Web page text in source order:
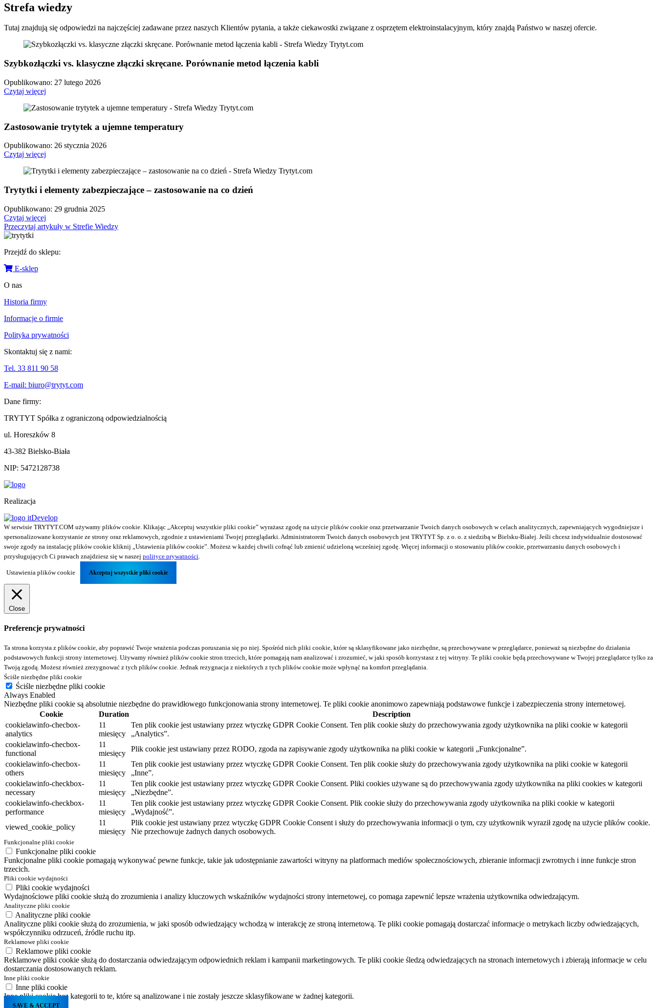
Strefa wiedzy
Tutaj znajdują się odpowiedzi na najczęściej zadawane przez naszych Klientów pytania, a także ciekawostki związane z osprzętem elektroinstalacyjnym, który znajdą Państwo w naszej ofercie.
Szybkozłączki vs. klasyczne złączki skręcane. Porównanie metod łączenia kabli
Opublikowano: 27 lutego 2026
Czytaj więcej
Zastosowanie trytytek a ujemne temperatury
Opublikowano: 26 stycznia 2026
Czytaj więcej
Trytytki i elementy zabezpieczające – zastosowanie na co dzień
Opublikowano: 29 grudnia 2025
Czytaj więcej
Przeczytaj artykuły w Strefie Wiedzy
Przejdź do sklepu:
E-sklep
O nas
Historia firmy
Informacje o firmie
Polityka prywatności
Skontaktuj się z nami:
Tel. 33 811 90 58
E-mail: biuro@trytyt.com
Dane firmy:
TRYTYT Spółka z ograniczoną odpowiedzialnością
ul. Horeszków 8
43-382 Bielsko-Biała
NIP: 5472128738
Realizacja
W serwisie TRYTYT.COM używamy plików cookie. Klikając „Akceptuj wszystkie pliki cookie” wyrażasz zgodę na użycie plików cookie oraz przetwarzanie Twoich danych osobowych w celach analitycznych, zapewniających wygodniejsze i
spersonalizowane korzystanie ze strony oraz reklamowych, zgodnie z ustawieniami Twojej przeglądarki. Administratorem Twoich danych osobowych jest TRYTYT Sp. z o. o. z siedzibą w Bielsku-Białej. Jeśli chcesz indywidualnie dostosować
swoje zgody na instalację plików cookie kliknij „Ustawienia plików cookie”. Możesz w każdej chwili cofnąć lub zmienić udzieloną wcześniej zgodę. Więcej informacji o stosowaniu plików cookie, przetwarzaniu danych osobowych i
przysługujących Ci prawach znajdziesz się w naszej polityce prywatności
Ustawienia plików cookie Akceptuj wszystkie pliki cookie
Close
Preferencje prywatności
Ta strona korzysta z plików cookie, aby poprawić Twoje wrażenia podczas poruszania się po niej. Spośród nich pliki cookie, które są sklasyfikowane jako niezbędne, są przechowywane w przeglądarce, ponieważ są niezbędne do działania
podstawowych funkcji strony internetowej. Używamy również plików cookie stron trzecich, które pomagają nam analizować i zrozumieć, w jaki sposób korzystasz z tej witryny. Te pliki cookie będą przechowywane w Twojej przeglądarce tylko za
Twoją zgodą. Możesz również zrezygnować z tych plików cookie. Jednak rezygnacja z niektórych z tych plików cookie może wpłynąć na komfort przeglądania.
Ściśle niezbędne pliki cookie
Ściśle niezbędne pliki cookie
Always Enabled
Niezbędne pliki cookie są absolutnie niezbędne do prawidłowego funkcjonowania strony internetowej. Te pliki cookie anonimowo zapewniają podstawowe funkcje i zabezpieczenia strony internetowej.
Cookie
Duration
Description
cookielawinfo-checbox-
analytics
11
miesięcy
Ten plik cookie jest ustawiany przez wtyczkę GDPR Cookie Consent. Ten plik cookie służy do przechowywania zgody użytkownika na pliki cookie w kategorii
„Analytics”.
cookielawinfo-checbox-
functional
11
miesięcy
Plik cookie jest ustawiany przez RODO, zgoda na zapisywanie zgody użytkownika na pliki cookie w kategorii „Funkcjonalne”.
cookielawinfo-checbox-
others
11
miesięcy
Ten plik cookie jest ustawiany przez wtyczkę GDPR Cookie Consent. Ten plik cookie służy do przechowywania zgody użytkownika na pliki cookie w kategorii
„Inne”.
cookielawinfo-checkbox-
necessary
11
miesięcy
Ten plik cookie jest ustawiany przez wtyczkę GDPR Cookie Consent. Pliki cookies używane są do przechowywania zgody użytkownika na pliki cookies w kategorii
„Niezbędne”.
cookielawinfo-checkbox-
performance
11
miesięcy
Ten plik cookie jest ustawiany przez wtyczkę GDPR Cookie Consent. Plik cookie służy do przechowywania zgody użytkownika na pliki cookie w kategorii
„Wydajność”.
viewed_cookie_policy
11
miesięcy
Plik cookie jest ustawiany przez wtyczkę GDPR Cookie Consent i służy do przechowywania informacji o tym, czy użytkownik wyraził zgodę na użycie plików cookie.
Nie przechowuje żadnych danych osobowych.
Funkcjonalne pliki cookie
Funkcjonalne pliki cookie
Funkcjonalne pliki cookie pomagają wykonywać pewne funkcje, takie jak udostępnianie zawartości witryny na platformach mediów społecznościowych, zbieranie informacji zwrotnych i inne funkcje stron
trzecich.
Pliki cookie wydajności
Pliki cookie wydajności
Wydajnościowe pliki cookie służą do zrozumienia i analizy kluczowych wskaźników wydajności strony internetowej, co pomaga zapewnić lepsze wrażenia użytkownika odwiedzającym.
Analityczne pliki cookie
Analityczne pliki cookie
Analityczne pliki cookie służą do zrozumienia, w jaki sposób odwiedzający wchodzą w interakcję ze stroną internetową. Te pliki cookie pomagają dostarczać informacje o metrykach liczby odwiedzających,
współczynniku odrzuceń, źródle ruchu itp.
Reklamowe pliki cookie
Reklamowe pliki cookie
Reklamowe pliki cookie służą do dostarczania odwiedzającym odpowiednich reklam i kampanii marketingowych. Te pliki cookie śledzą odwiedzających na stronach internetowych i zbierają informacje w celu
dostarczania dostosowanych reklam.
Inne pliki cookie
Inne pliki cookie
Inne pliki cookie bez kategorii to te, które są analizowane i nie zostały jeszcze sklasyfikowane w żadnej kategorii.
SAVE & ACCEPT